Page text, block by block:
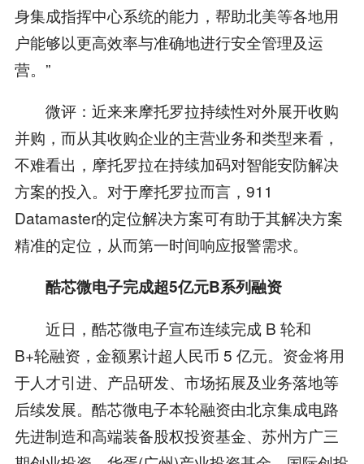
身集成指挥中心系统的能力，帮助北美等各地用
户能够以更高效率与准确地进行安全管理及运
营。”
微评：近来来摩托罗拉持续性对外展开收购
并购，而从其收购企业的主营业务和类型来看，
不难看出，摩托罗拉在持续加码对智能安防解决
方案的投入。对于摩托罗拉而言，911
Datamaster的定位解决方案可有助于其解决方案
精准的定位，从而第一时间响应报警需求。
酷芯微电子完成超5亿元B系列融资
近日，酷芯微电子宣布连续完成 B 轮和
B+轮融资，金额累计超人民币 5 亿元。资金将用
于人才引进、产品研发、市场拓展及业务落地等
后续发展。酷芯微电子本轮融资由北京集成电路
先进制造和高端装备股权投资基金、苏州方广三